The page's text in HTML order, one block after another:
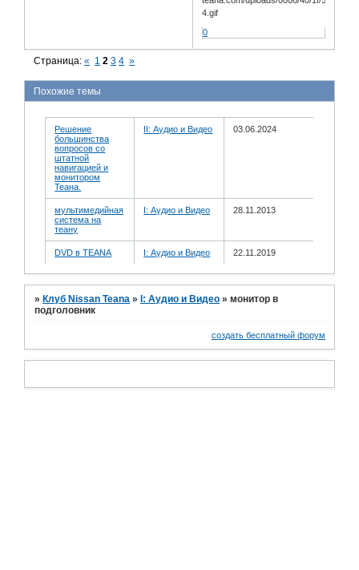
0
Страница:« 1 2 3 4 »
Похожие темы
Решение
большинства
вопросов со
штатной
навигацией и
монитором
Теана.
II: Аудио и Bидео 03.06.2024
мультимедийная
система на
теану
I: Аудио и Bидео 28.11.2013
DVD в TEANA I: Аудио и Bидео 22.11.2019
»Клуб Nissan Teana »I: Аудио и Bидео »монитор в
подголовник
создать бесплатный форум